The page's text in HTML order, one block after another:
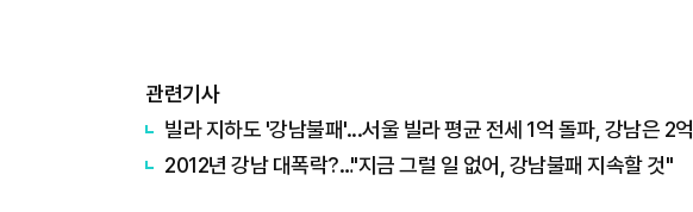
관련기사
빌라 지하도 '강남불패'...서울 빌라 평균 전세 1억 돌파, 강남은 2억
​2012년 강남 대폭락?…"지금 그럴 일 없어, 강남불패 지속할 것"